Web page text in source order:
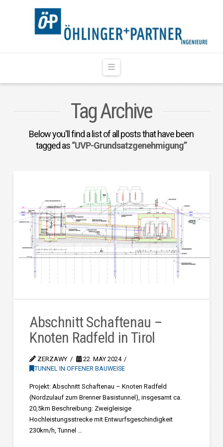
Navigation
Tag Archive
Below you'll find a list of all posts that have been
tagged as“UVP-Grundsatzgenehmigung”
Abschnitt Schaftenau –
Knoten Radfeld in Tirol
ZERZAWY
22. MAY 2024
TUNNEL IN OFFENER BAUWEISE
Projekt: Abschnitt Schaftenau – Knoten Radfeld
(Nordzulauf zum Brenner Basistunnel), insgesamt ca.
20,5km Beschreibung: Zweigleisige
Hochleistungsstrecke mit Entwurfsgeschindigkeit
230km/h, Tunnel …